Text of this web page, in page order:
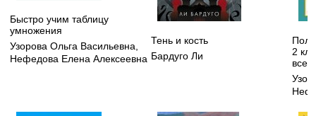
Быстро учим таблицу
умножения
Узорова Ольга Васильевна,
Нефедова Елена Алексеевна
Тень и кость
Бардуго Ли
2
все